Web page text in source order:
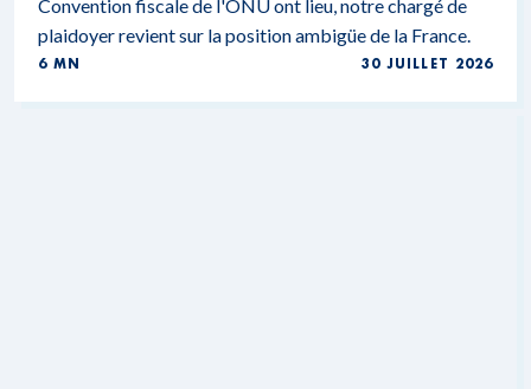
Convention fiscale de l'ONU ont lieu, notre chargé de
plaidoyer revient sur la position ambigüe de la France.
6 MN 30 JUILLET 2026